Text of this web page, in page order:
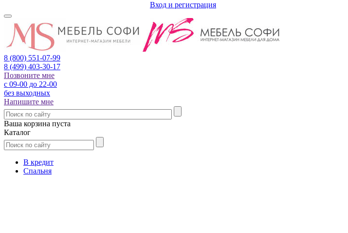
Вход и регистрация
8 (800) 551-07-99
8 (499) 403-30-17
Позвоните мне
с 09-00 до 22-00
без выходных
Напишите мне
Ваша корзина пуста
Каталог
В кредит
Спальня